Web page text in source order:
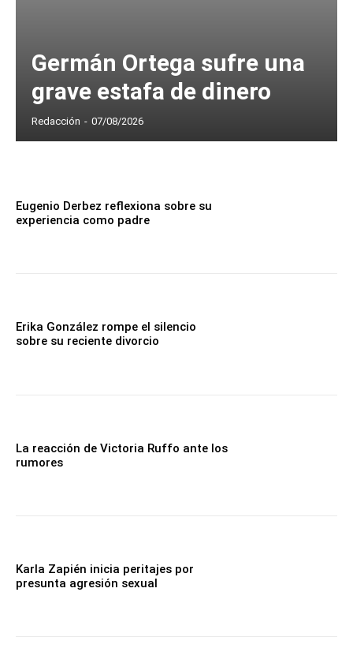
Germán Ortega sufre una
grave estafa de dinero
Redacción - 07/08/2026
Eugenio Derbez reflexiona sobre su
experiencia como padre
Erika González rompe el silencio
sobre su reciente divorcio
La reacción de Victoria Ruffo ante los
rumores
Karla Zapién inicia peritajes por
presunta agresión sexual